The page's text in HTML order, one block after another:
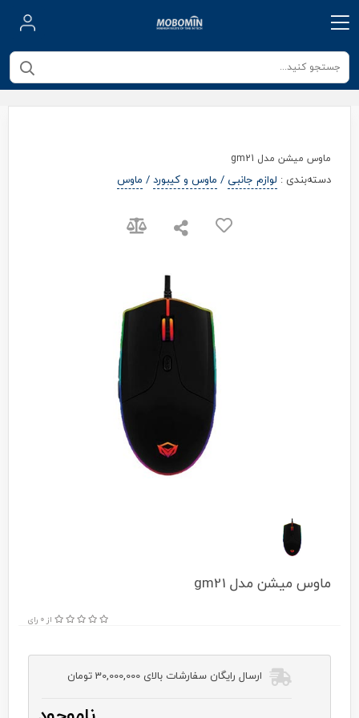
ماوس میشن مدل gm21
دسته‌بندی : لوازم جانبی / ماوس و کیبورد/ ماوس
ماوس میشن مدل gm21
از 0 رای
ارسال رایگان سفارشات بالای 30,000,000 تومان